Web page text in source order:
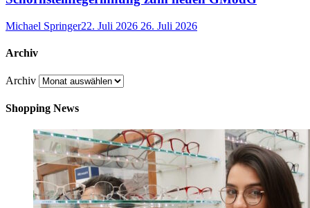
Michael Springer22. Juli 2026 26. Juli 2026
Archiv
Archiv
Shopping News